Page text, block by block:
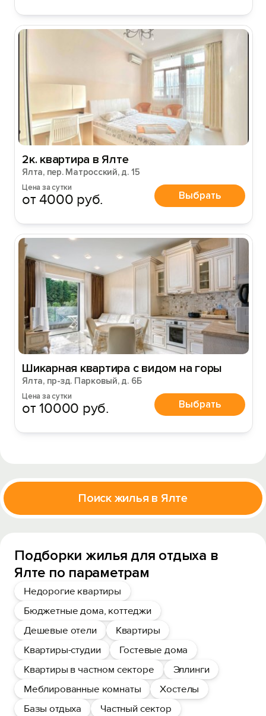
2к. квартира в Ялте
Ялта, пер. Матросский, д. 15
Цена за сутки
от 4000 руб. Выбрать
Шикарная квартира с видом на горы
Ялта, пр-зд. Парковый, д. 6Б
Цена за сутки
от 10000 руб. Выбрать
Поиск жилья в Ялте
Подборки жилья для отдыха в
Ялте по параметрам
Недорогие квартиры
Бюджетные дома, коттеджи
Дешевые отели
Квартиры
Квартиры-студии
Гостевые дома
Квартиры в частном секторе
Эллинги
Меблированные комнаты
Хостелы
Базы отдыха
Частный сектор